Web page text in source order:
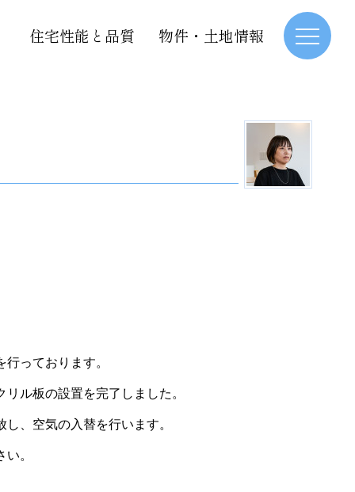
住宅性能と品質 物件・土地情報
っております。
ル板の設置を完了しました。
、空気の入替を行います。
。